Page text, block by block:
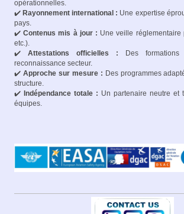
opérationnelles.
✔️Rayonnement international : Une expertise
pays.
✔️Contenus mis à jour : Une veille réglementaire
etc.).
✔️ Attestations officielles : Des
reconnaissance secteur.
✔️ Approche sur mesure : Des programmes
structure.
✔️ Indépendance totale : Un partenaire neutre et
équipes.